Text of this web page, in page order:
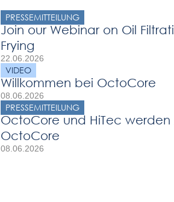
PRESSEMITTEILUNG
Join our Webinar on Oil
Frying
22.06.2026
VIDEO
Willkommen bei OctoCore
08.06.2026
PRESSEMITTEILUNG
OctoCore und HiTec werden
OctoCore
08.06.2026